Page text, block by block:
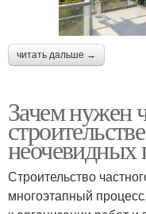
читать дальше →
Зачем нужен
Строительство
многоэтапный